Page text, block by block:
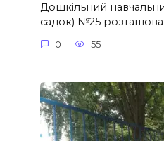
Дошкільний
садок) №25
0 55